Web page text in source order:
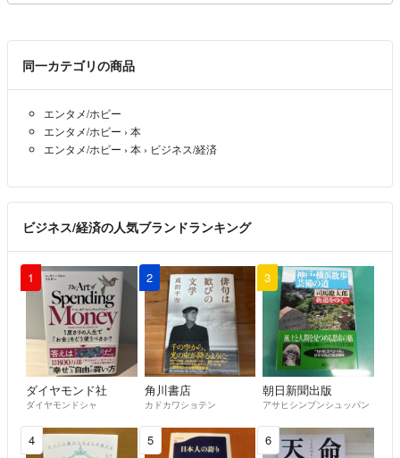
同一カテゴリの商品
エンタメ/ホビー
エンタメ/ホビー › 本
エンタメ/ホビー › 本 › ビジネス/経済
ビジネス/経済の人気ブランドランキング
1
ダイヤモンド社
ダイヤモンドシャ
2
角川書店
カドカワショテン
3
朝日新聞出版
アサヒシンブンシュッパン
4 5 6